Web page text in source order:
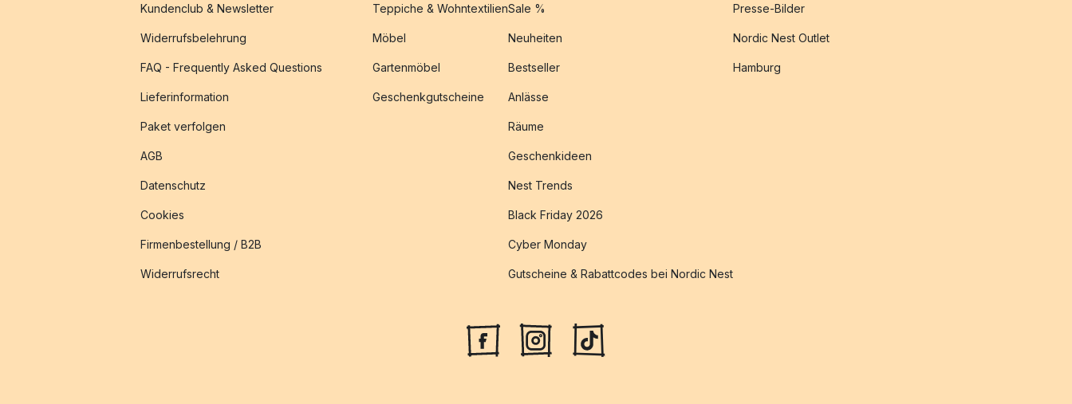
Kundenclub & Newsletter
Widerrufsbelehrung
FAQ - Frequently Asked Questions
Lieferinformation
Paket verfolgen
AGB
Datenschutz
Cookies
Firmenbestellung / B2B
Widerrufsrecht
Teppiche & Wohntextilien
Möbel
Gartenmöbel
Geschenkgutscheine
Sale %
Neuheiten
Bestseller
Anlässe
Räume
Geschenkideen
Nest Trends
Black Friday 2026
Cyber Monday
Gutscheine & Rabattcodes bei Nordic Nest
Presse-Bilder
Nordic Nest Outlet
Hamburg